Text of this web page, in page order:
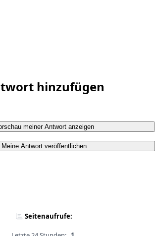
hinzufügen
meiner Antwort anzeigen
Meine Antwort veröffentlichen
Seitenaufrufe: